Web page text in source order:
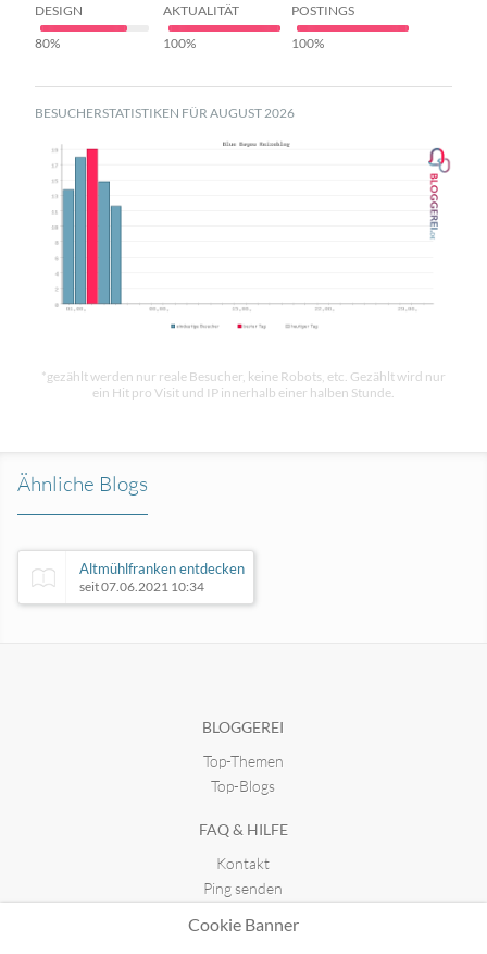
DESIGN
80%
AKTUALITÄT
100%
POSTINGS
100%
BESUCHERSTATISTIKEN FÜR AUGUST 2026
*gezählt werden nur reale Besucher, keine Robots, etc. Gezählt wird nur
ein Hit pro Visit und IP innerhalb einer halben Stunde.
Ähnliche Blogs
Altmühlfranken entdecken
seit 07.06.2021 10:34
Camping im Odenwald - Blog
BLOGGEREI
Top-Themen
Top-Blogs
FAQ & HILFE
Kontakt
Ping senden
Cookie Banner